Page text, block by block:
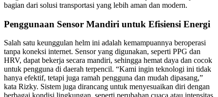
bagian dari solusi transportasi yang lebih aman dan modern.
Penggunaan Sensor Mandiri untuk Efisiensi Energi
Salah satu keunggulan helm ini adalah kemampuannya beroperasi
tanpa koneksi internet. Sensor yang digunakan, seperti PPG dan
HRV, dapat bekerja secara mandiri, sehingga hemat daya dan cocok
untuk pengguna di daerah terpencil. “Kami ingin teknologi ini tidak
hanya efektif, tetapi juga ramah pengguna dan mudah dipasang,”
kata Rizky. Sistem juga dirancang untuk menyesuaikan diri dengan